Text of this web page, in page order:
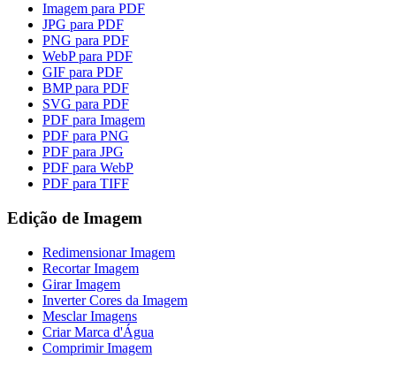
Imagem para PDF
JPG para PDF
PNG para PDF
WebP para PDF
GIF para PDF
BMP para PDF
SVG para PDF
PDF para Imagem
PDF para PNG
PDF para JPG
PDF para WebP
PDF para TIFF
Edição de Imagem
Redimensionar Imagem
Recortar Imagem
Girar Imagem
Inverter Cores da Imagem
Mesclar Imagens
Criar Marca d'Água
Comprimir Imagem